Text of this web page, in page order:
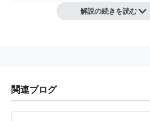
『ポケットモンスター』シリーズに登
図鑑
全国図鑑 No.054
解説の続きを読む
関連ブログ